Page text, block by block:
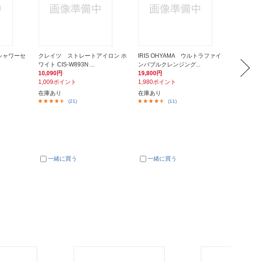
ワーセ
クレイツ ストレートアイロン ホ
ワイト CIS-W893N ...
10,090円
1,009ポイント
在庫あり
(21)
一緒に買う
IRIS OHYAMA ウルトラファイ
ンバブルクレンジング...
19,800円
1,980ポイント
在庫あり
(11)
一緒に買う
テッ
38,500